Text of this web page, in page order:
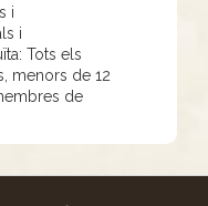
i
i
Tots els
menors de 12
de